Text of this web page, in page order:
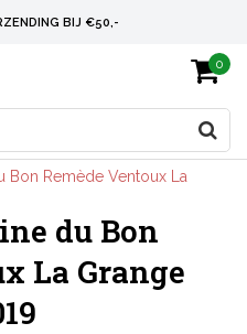
BIJ €50,-
BIJ € 75
AB € 75
0
Bon Remède Ventoux La
du Bon
La Grange